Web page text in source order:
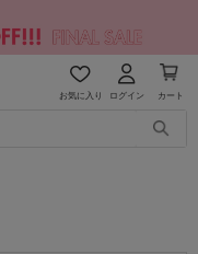
お気に入り ログイン カート